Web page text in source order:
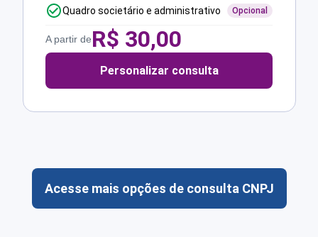
Quadro societário e administrativo Opcional
A partir deR$ 30,00
Personalizar consulta
Acesse mais opções de consulta CNPJ